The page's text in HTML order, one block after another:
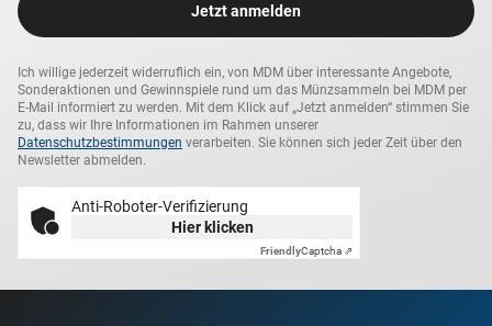
Jetzt anmelden
Ich willige jederzeit widerruflich ein, von MDM über interessante Angebote,
Sonderaktionen und Gewinnspiele rund um das Münzsammeln bei MDM per
E-Mail informiert zu werden. Mit dem Klick auf „Jetzt anmelden“ stimmen Sie
zu, dass wir Ihre Informationen im Rahmen unserer
Datenschutzbestimmungen verarbeiten. Sie können sich jeder Zeit über den
Newsletter abmelden.
Anti-Roboter-Verifizierung
Hier klicken
FriendlyCaptcha ⇗